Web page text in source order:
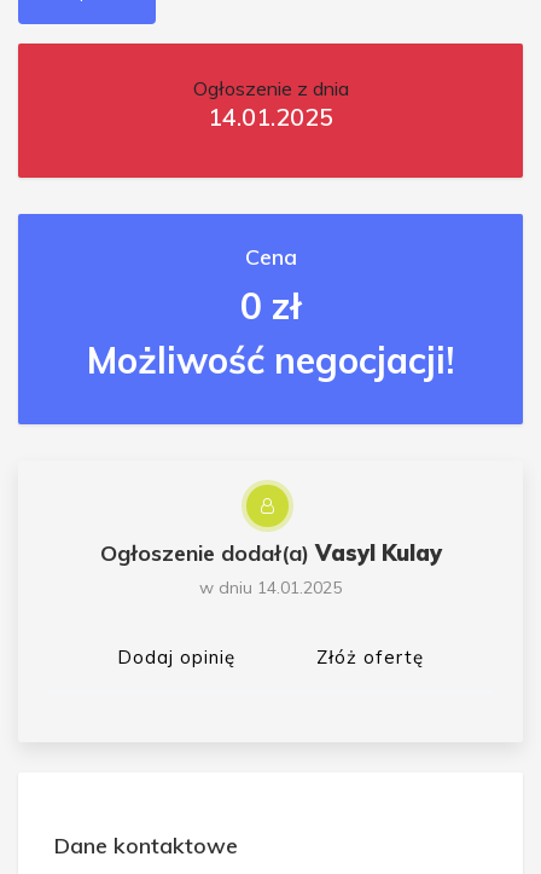
Ogłoszenie z dnia
14.01.2025
Cena
0 zł
Możliwość negocjacji!
Ogłoszenie dodał(a)Vasyl Kulay
w dniu 14.01.2025
Dodaj opinię Złóż ofertę
Dane kontaktowe